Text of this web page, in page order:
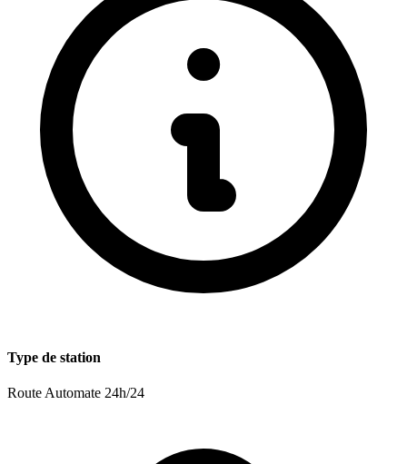
Type de station
Route Automate 24h/24